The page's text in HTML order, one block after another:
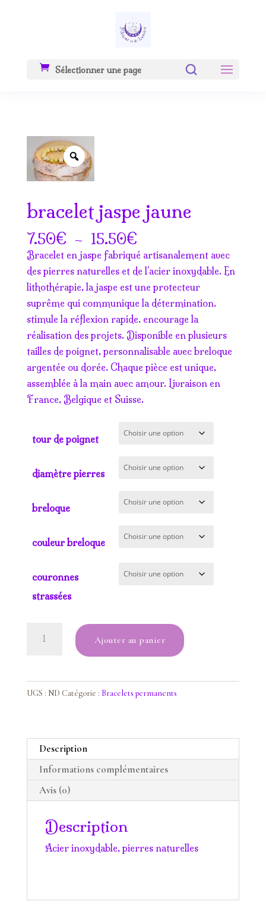
Sélectionner une page
Zoom
bracelet jaspe jaune
7.50€ – 15.50€Plage
de
prix :
7.50€
à
15.50€
Bracelet en jaspe fabriqué artisanalement avec
des pierres naturelles et de l’acier inoxydable. En
lithothérapie, la jaspe est une protecteur
suprême qui communique la détermination.
stimule la réflexion rapide. encourage la
réalisation des projets. Disponible en plusieurs
tailles de poignet, personnalisable avec breloque
argentée ou dorée. Chaque pièce est unique,
assemblée à la main avec amour. Livraison en
France, Belgique et Suisse.
tour de poignet
diamètre pierres
breloque
couleur breloque
couronnes
strassées
jaune
Ajouter au panier
UGS : ND Catégorie : Bracelets permanents
Description
Informations complémentaires
Avis (0)
Description
Acier inoxydable, pierres naturelles